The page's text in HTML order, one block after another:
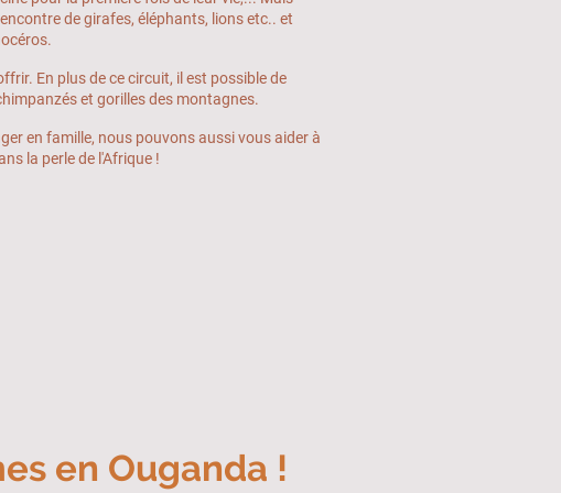
de girafes, éléphants, lions etc.. et
En plus de ce circuit, il est possible de
et gorilles des montagnes.
en famille, nous pouvons aussi vous aider à
la perle de l'Afrique !
en Ouganda !